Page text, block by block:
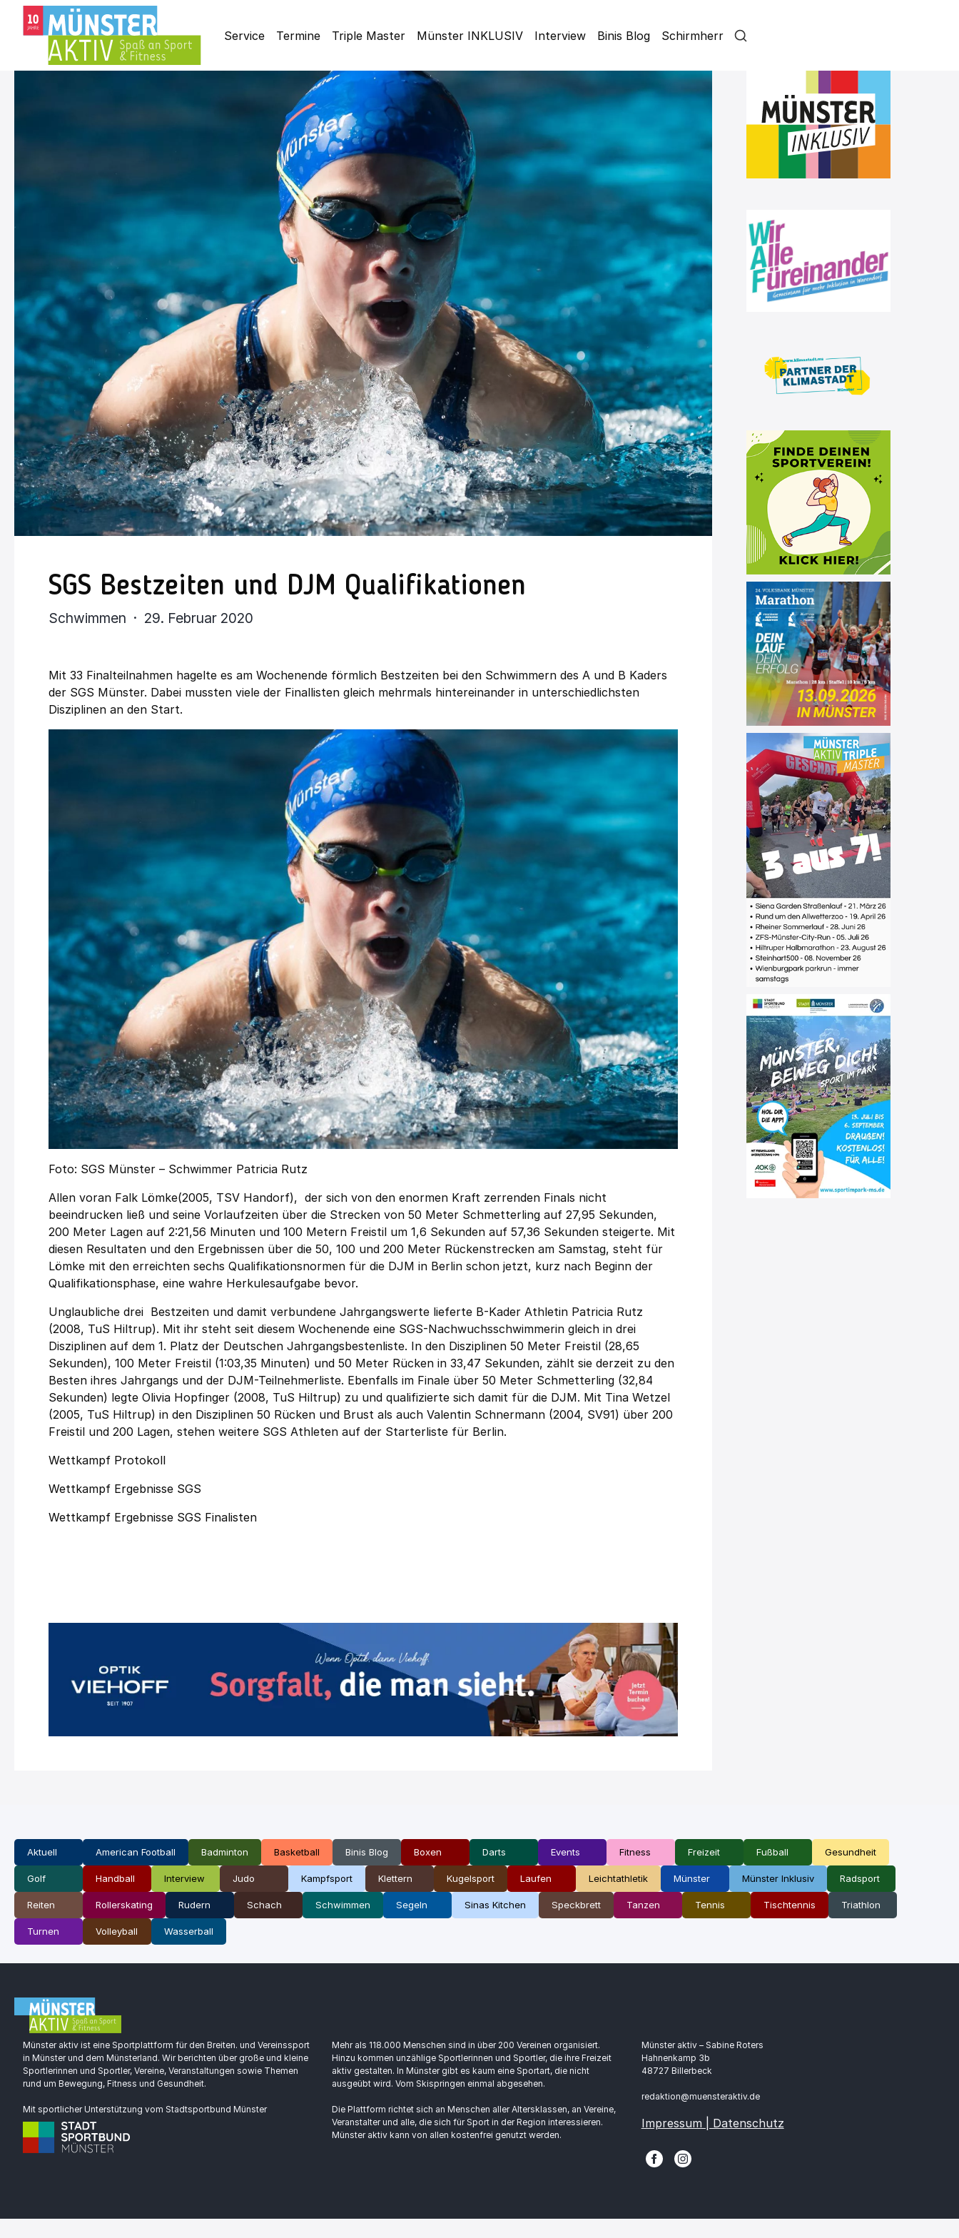
Service Termine Triple Master Münster INKLUSIV Interview Binis Blog Schirmherr
SGS Bestzeiten und DJM Qualifikationen
Schwimmen · 29. Februar 2020
Mit 33 Finalteilnahmen hagelte es am Wochenende förmlich Bestzeiten bei den Schwimmern des A und B Kaders
der SGS Münster. Dabei mussten viele der Finallisten gleich mehrmals hintereinander in unterschiedlichsten
Disziplinen an den Start.
Foto: SGS Münster – Schwimmer Patricia Rutz
Allen voran Falk Lömke(2005, TSV Handorf), der sich von den enormen Kraft zerrenden Finals nicht
beeindrucken ließ und seine Vorlaufzeiten über die Strecken von 50 Meter Schmetterling auf 27,95 Sekunden,
200 Meter Lagen auf 2:21,56 Minuten und 100 Metern Freistil um 1,6 Sekunden auf 57,36 Sekunden steigerte. Mit
diesen Resultaten und den Ergebnissen über die 50, 100 und 200 Meter Rückenstrecken am Samstag, steht für
Lömke mit den erreichten sechs Qualifikationsnormen für die DJM in Berlin schon jetzt, kurz nach Beginn der
Qualifikationsphase, eine wahre Herkulesaufgabe bevor.
Unglaubliche drei Bestzeiten und damit verbundene Jahrgangswerte lieferte B-Kader Athletin Patricia Rutz
(2008, TuS Hiltrup). Mit ihr steht seit diesem Wochenende eine SGS-Nachwuchsschwimmerin gleich in drei
Disziplinen auf dem 1. Platz der Deutschen Jahrgangsbestenliste. In den Disziplinen 50 Meter Freistil (28,65
Sekunden), 100 Meter Freistil (1:03,35 Minuten) und 50 Meter Rücken in 33,47 Sekunden, zählt sie derzeit zu den
Besten ihres Jahrgangs und der DJM-Teilnehmerliste. Ebenfalls im Finale über 50 Meter Schmetterling (32,84
Sekunden) legte Olivia Hopfinger (2008, TuS Hiltrup) zu und qualifizierte sich damit für die DJM. Mit Tina Wetzel
(2005, TuS Hiltrup) in den Disziplinen 50 Rücken und Brust als auch Valentin Schnermann (2004, SV91) über 200
Freistil und 200 Lagen, stehen weitere SGS Athleten auf der Starterliste für Berlin.
Wettkampf Protokoll
Wettkampf Ergebnisse SGS
Wettkampf Ergebnisse SGS Finalisten
Aktuell American Football Badminton Basketball Binis Blog Boxen Darts Events Fitness Freizeit Fußball Gesundheit
Golf Handball Interview Judo Kampfsport Klettern Kugelsport Laufen Leichtathletik Münster Münster Inklusiv Radsport
Reiten Rollerskating Rudern Schach Schwimmen Segeln Sinas Kitchen Speckbrett Tanzen Tennis Tischtennis Triathlon
Turnen Volleyball Wasserball
Münster aktiv ist eine Sportplattform für den Breiten. und Vereinssport
in Münster und dem Münsterland. Wir berichten über große und kleine
Sportlerinnen und Sportler, Vereine, Veranstaltungen sowie Themen
rund um Bewegung, Fitness und Gesundheit.
Mit sportlicher Unterstützung vom Stadtsportbund Münster
Mehr als 118.000 Menschen sind in über 200 Vereinen organisiert.
Hinzu kommen unzählige Sportlerinnen und Sportler, die ihre Freizeit
aktiv gestalten. In Münster gibt es kaum eine Sportart, die nicht
ausgeübt wird. Vom Skispringen einmal abgesehen.
Die Plattform richtet sich an Menschen aller Altersklassen, an Vereine,
Veranstalter und alle, die sich für Sport in der Region interessieren.
Münster aktiv kann von allen kostenfrei genutzt werden.
Münster aktiv – Sabine Roters
Hahnenkamp 3b
48727 Billerbeck
redaktion@muensteraktiv.de
Impressum | Datenschutz